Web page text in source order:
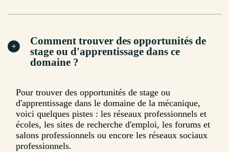
Comment trouver des opportunités de
stage ou d'apprentissage dans ce
domaine ?
Pour trouver des opportunités de stage ou
d'apprentissage dans le domaine de la mécanique,
voici quelques pistes : les réseaux professionnels et
écoles, les sites de recherche d'emploi, les forums et
salons professionnels ou encore les réseaux sociaux
professionnels.